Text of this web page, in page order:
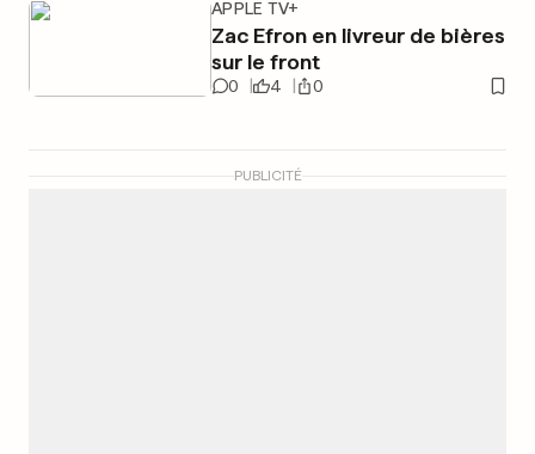
APPLE TV+
Zac Efron en livreur de bières
sur le front
0 4 0
PUBLICITÉ